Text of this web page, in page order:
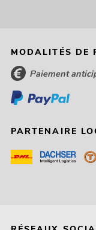
MODALITÉS DE
Paiement
PARTENAIRE